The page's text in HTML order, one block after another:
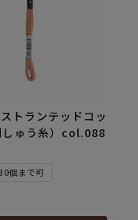
トランテッドコッ
しゅう糸）col.088
個まで可